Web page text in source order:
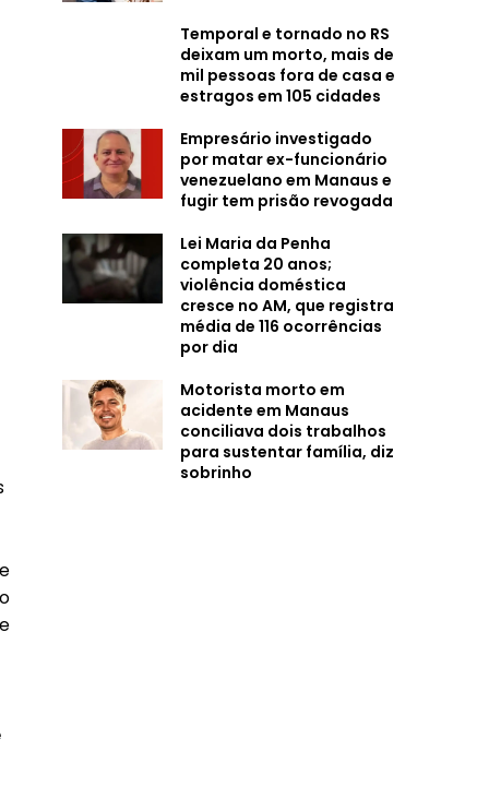
Temporal e tornado no RS
deixam um morto, mais de
mil pessoas fora de casa e
estragos em 105 cidades
Empresário investigado
por matar ex-funcionário
venezuelano em Manaus e
fugir tem prisão revogada
Lei Maria da Penha
completa 20 anos;
violência doméstica
cresce no AM, que registra
média de 116 ocorrências
por dia
Motorista morto em
acidente em Manaus
conciliava dois trabalhos
para sustentar família, diz
sobrinho